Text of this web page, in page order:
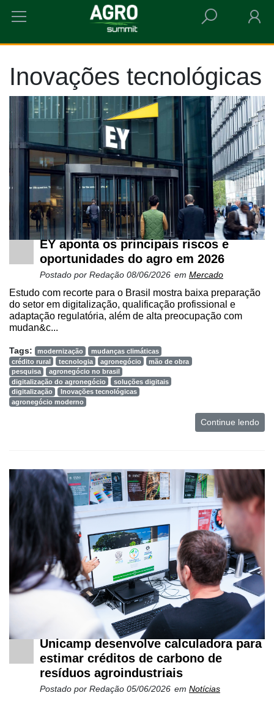
HOME INOVAÇÕES TECNOLÓGICAS
Inovações tecnológicas
EY aponta os principais riscos e
oportunidades do agro em 2026
Postado por Redação 08/06/2026 em Mercado
Estudo com recorte para o Brasil mostra baixa preparação
do setor em digitalização, qualificação profissional e
adaptação regulatória, além de alta preocupação com
mudan&c...
Tags: modernização
mudanças climáticas
crédito rural
tecnologia agronegócio
mão de obra
pesquisa
agronegócio no brasil
digitalização do agronegócio
soluções digitais
digitalização
Inovações tecnológicas
agronegócio moderno
Continue lendo
Unicamp desenvolve calculadora para
estimar créditos de carbono de
resíduos agroindustriais
Postado por Redação 05/06/2026 em Notícias